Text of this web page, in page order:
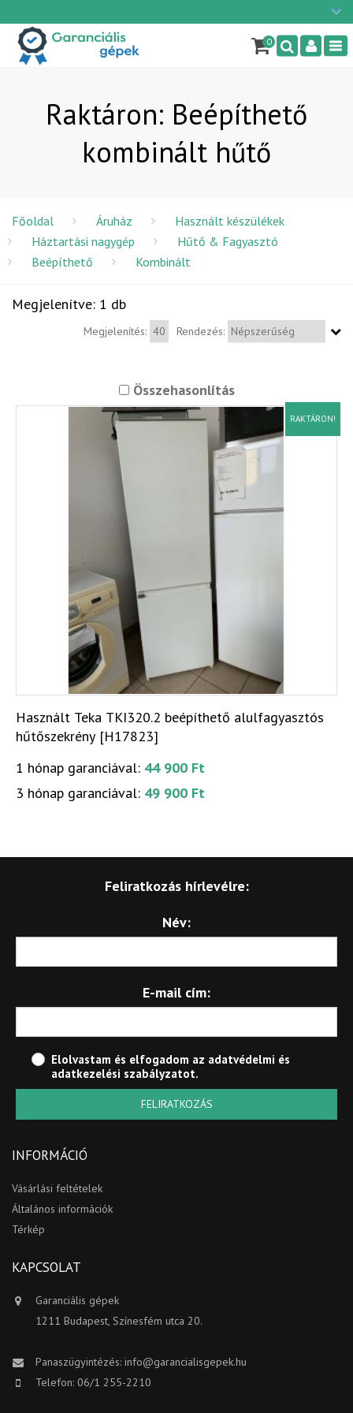
×
0
Raktáron: Beépíthető
kombinált hűtő
Főoldal Áruház
Használt készülékek
Háztartási nagygép
Hűtő & Fagyasztó
Beépíthető
Kombinált
Megjelenítve: 1 db
Megjelenítés: Rendezés:
Összehasonlítás
RAKTÁRON!
Használt Teka TKI320.2 beépíthető alulfagyasztós
hűtőszekrény [H17823]
1 hónap garanciával: 44 900 Ft
3 hónap garanciával: 49 900 Ft
Feliratkozás hírlevélre:
Név:
E-mail cím:
Elolvastam és elfogadom az adatvédelmi és
adatkezelési szabályzatot.
FELIRATKOZÁS
INFORMÁCIÓ
Vásárlási feltételek
Általános információk
Térkép
KAPCSOLAT
Garanciális gépek
1211 Budapest, Színesfém utca 20.
Panaszügyintézés: info@garancialisgepek.hu
Telefon: 06/1 255-2210